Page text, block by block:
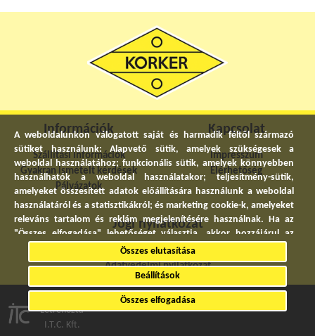
Információk
Szállítási információk
Gyakran ismételt kérdések
Pályázatok
Kapcsolat
Impresszum
Elérhetőség
Jogi nyilatkozat
Általános szerződési feltételek
Adatvédelmi nyilatkozat
© 2022. Minden jog fenntartva.
Létrehozta
I.T.C. Kft.
A weboldalunkon válogatott saját és harmadik féltől származó
sütiket használunk: Alapvető sütik, amelyek szükségesek a
weboldal használatához; funkcionális sütik, amelyek könnyebben
használhatók a weboldal használatakor; teljesítmény-sütik,
amelyeket összesített adatok előállítására használunk a weboldal
használatáról és a statisztikákról; és marketing cookie-k, amelyeket
releváns tartalom és reklám megjelenítésére használnak. Ha az
"Összes elfogadása" lehetőséget választja, akkor hozzájárul az
összes sütik használatához. A "Beállítások" részben bármikor
elfogadhat és elutasíthat egyedi sütitípusokat, és visszavonhatja a
jövőre vonatkozó beleegyezését.
Összes elutasítása
Beállítások
Összes elfogadása